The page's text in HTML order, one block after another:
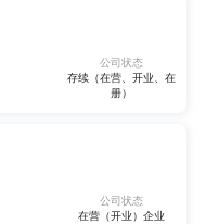
公司状态
存续（在营、开业、在
册）
公司状态
在营（开业）企业